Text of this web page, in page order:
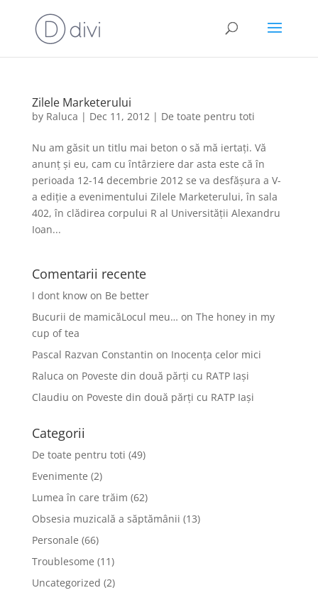
Zilele Marketerului
by Raluca | Dec 11, 2012| De toate pentru toti
Nu am găsit un titlu mai beton o să mă iertați. Vă
anunț și eu, cam cu întârziere dar asta este că în
perioada 12-14 decembrie 2012 se va desfășura a V-
a ediție a evenimentului Zilele Marketerului, în sala
402, în clădirea corpului R al Universității Alexandru
Ioan...
Comentarii recente
I dont knowon Be better
Bucurii de mamicăLocul meu… on The honey in my
cup of tea
Pascal Razvan Constantin on Inocența celor mici
Raluca on Poveste din două părți cu RATP Iași
Claudiu on Poveste din două părți cu RATP Iași
Categorii
De toate pentru toti (49)
Evenimente (2)
Lumea în care trăim (62)
Obsesia muzicală a săptămânii (13)
Personale (66)
Troublesome (11)
Uncategorized (2)